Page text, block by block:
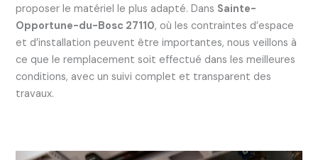
proposer le matériel le plus adapté. Dans Sainte-
Opportune-du-Bosc 27110, où les contraintes d’espace
et d’installation peuvent être importantes, nous veillons à
ce que le remplacement soit effectué dans les meilleures
conditions, avec un suivi complet et transparent des
travaux.